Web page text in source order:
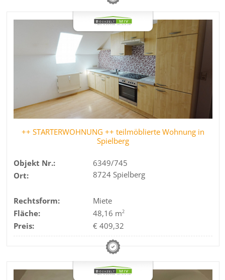
++ STARTERWOHNUNG ++ teilmöblierte Wohnung in
Spielberg
Objekt Nr.:
6349/745
Ort:
8724 Spielberg
Rechtsform:
Miete
Fläche:
48,16 m2
Preis: € 409,32